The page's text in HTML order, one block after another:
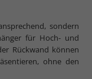
sondern
für Hoch- und
Rückwand können
ohne den